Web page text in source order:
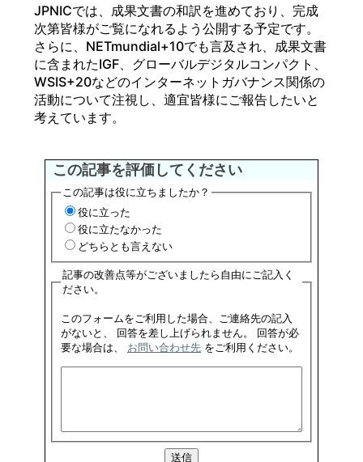
JPNICでは、成果文書の和訳を進めており、完成
次第皆様がご覧になれるよう公開する予定です。
さらに、NETmundial+10でも言及され、成果文書
に含まれたIGF、グローバルデジタルコンパクト、
WSIS+20などのインターネットガバナンス関係の
活動について注視し、適宜皆様にご報告したいと
考えています。
この記事を評価してください
この記事は役に立ちましたか？
役に立った
役に立たなかった
どちらとも言えない
記事の改善点等がございましたら自由にご記入く
ださい。
このフォームをご利用した場合、ご連絡先の記入
がないと、 回答を差し上げられません。 回答が必
要な場合は、 お問い合わせ先 をご利用ください。